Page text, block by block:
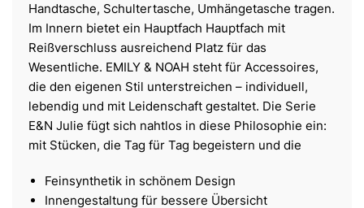
Handtasche, Schultertasche, Umhängetasche tragen.
Im Innern bietet ein Hauptfach Hauptfach mit
Reißverschluss ausreichend Platz für das
Wesentliche. EMILY & NOAH steht für Accessoires,
die den eigenen Stil unterstreichen – individuell,
lebendig und mit Leidenschaft gestaltet. Die Serie
E&N Julie fügt sich nahtlos in diese Philosophie ein:
mit Stücken, die Tag für Tag begeistern und die
Feinsynthetik in schönem Design
Innengestaltung für bessere Übersicht